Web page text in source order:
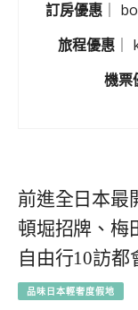
訂房優惠
旅程優惠
機票
前進全日本最
頓堀招牌、梅
自由行10訪
品味日本輕奢度假地